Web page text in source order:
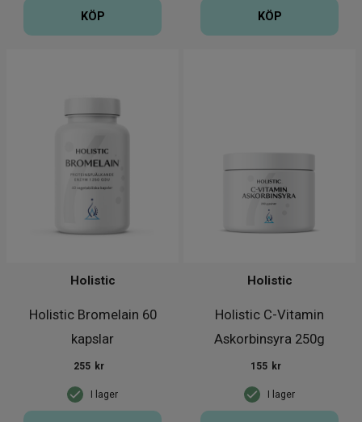
KÖP KÖP
Holistic Bromelain 60
kapslar
Holistic
I lager
255 kr
Holistic C-Vitamin
Askorbinsyra 250g
Holistic
I lager
155 kr